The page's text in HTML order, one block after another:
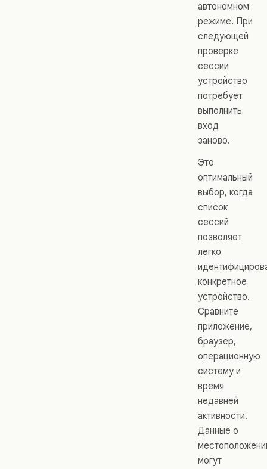
автономном
режиме. При
следующей
проверке
сессии
устройство
потребует
выполнить
вход
заново.
Это
оптимальный
выбор, когда
список
сессий
позволяет
легко
конкретное
устройство.
Сравните
приложение,
браузер,
операционную
систему и
время
недавней
активности.
Данные о
могут